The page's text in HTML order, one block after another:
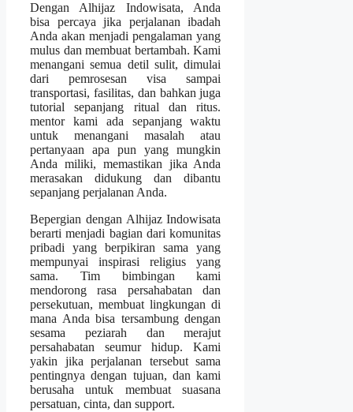
Dengan Alhijaz Indowisata, Anda
bisa percaya jika perjalanan ibadah
Anda akan menjadi pengalaman yang
mulus dan membuat bertambah. Kami
menangani semua detil sulit, dimulai
dari pemrosesan visa sampai
transportasi, fasilitas, dan bahkan juga
tutorial sepanjang ritual dan ritus.
mentor kami ada sepanjang waktu
untuk menangani masalah atau
pertanyaan apa pun yang mungkin
Anda miliki, memastikan jika Anda
merasakan didukung dan dibantu
sepanjang perjalanan Anda.
Bepergian dengan Alhijaz Indowisata
berarti menjadi bagian dari komunitas
pribadi yang berpikiran sama yang
mempunyai inspirasi religius yang
sama. Tim bimbingan kami
mendorong rasa persahabatan dan
persekutuan, membuat lingkungan di
mana Anda bisa tersambung dengan
sesama peziarah dan merajut
persahabatan seumur hidup. Kami
yakin jika perjalanan tersebut sama
pentingnya dengan tujuan, dan kami
berusaha untuk membuat suasana
persatuan, cinta, dan support.